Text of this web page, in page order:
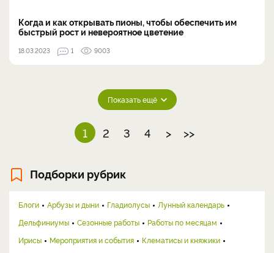
Когда и как открывать пионы, чтобы обеспечить им
быстрый рост и невероятное цветение
18.03.2023 1 9003
Показать ещё
1 2 3 4 > >>
Подборки рубрик
Блоги Арбузы и дыни Гладиолусы
Лунный календарь
Дельфиниумы
Сезонные работы
Работы по месяцам
Ирисы
Мероприятия и события
Клематисы и княжики